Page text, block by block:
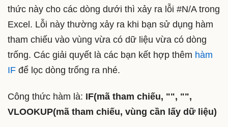
thức này cho các dòng dưới thì xảy ra lỗi #N/A trong
Excel. Lỗi này thường xảy ra khi bạn sử dụng hàm
tham chiếu vào vùng vừa có dữ liệu vừa có dòng
trống. Các giải quyết là các bạn kết hợp thêm hàm
IF để lọc dòng trống ra nhé.
Công thức hàm là: IF(mã tham chiếu, "", "",
VLOOKUP(mã tham chiếu, vùng cần lấy dữ liệu)